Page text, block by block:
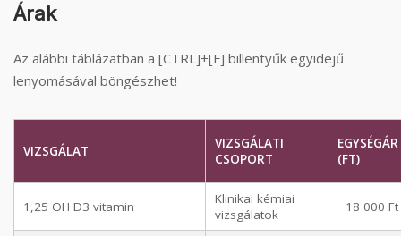
Árak
Az alábbi táblázatban a [CTRL]+[F] billentyűk egyidejű
lenyomásával böngészhet!
VIZSGÁLAT
VIZSGÁLATI
CSOPORT
EGYSÉGÁR
(FT)
1,25 OH D3 vitamin
Klinikai kémiai
vizsgálatok
18 000 Ft